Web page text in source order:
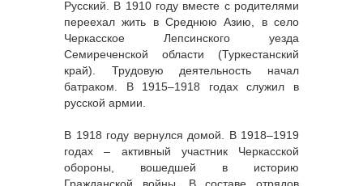
Русский. В 1910 году вместе с родителями
переехал жить в Среднюю Азию, в село
Черкасское Лепсинского уезда
Семиреченской области (Туркестанский
край). Трудовую деятельность начал
батраком. В 1915–1918 годах служил в
русской армии.
В 1918 году вернулся домой. В 1918–1919
годах – активный участник Черкасской
обороны, вошедшей в историю